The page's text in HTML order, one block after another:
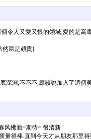
令人又愛又恨的領域,愛的是
然還是頗貴)
深淵,不不不,應該說加入了這個
风拂面=期待= 很清新
很棒.直到今天才从朋友那里